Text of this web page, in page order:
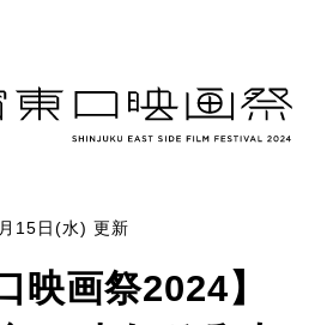
15日(水) 更新
映画祭2024】